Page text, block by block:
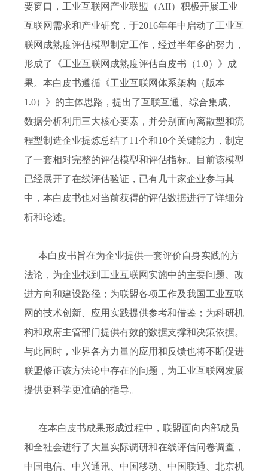
要窗口，工业互联网产业联盟（AII）积极开展工业
互联网需求和产业研究，于2016年年中启动了工业互
联网成熟度评估模型制定工作，经过半年多的努力，
形成了《工业互联网成熟度评估白皮书（1.0）》成
果。本白皮书遵循《工业互联网体系架构（版本
1.0）》的主体思路，提出了互联互通、综合集成、
数据分析利用三大核心要素，并分别面向离散型和流
程型制造企业提炼总结了11个和10个关键能力，制定
了一套相对完整的评估模型和评估指标。目前该模型
已经展开了在线评估验证，已有几十家企业参与其
中，本白皮书也对当前获得的评估数据进行了详细分
析和论述。
本白皮书旨在为企业提供一套评价自身实践的方
法论，为企业找到工业互联网实施中的主要问题、改
进方向和建设路径；为联盟各项工作及我国工业互联
网的技术创新、应用实践提供参考和借鉴；为科研机
构和政府主管部门提供有效的数据支撑和决策依据。
与此同时，业界各方力量的应用和反馈也将不断促进
联盟修正该方法论中存在的问题，为工业互联网发展
提供更科学更准确的指导。
在本白皮书成果形成过程中，联盟面向内部成员
和全社会进行了大量实际调研和在线评估问卷调查，
中国电信、中兴通讯、中国移动、中国联通、北京机